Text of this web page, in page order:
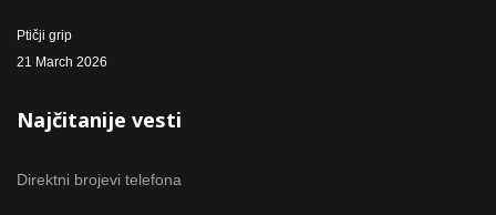
Ptičji grip
21 March 2026
Najčitanije vesti
Direktni brojevi telefona